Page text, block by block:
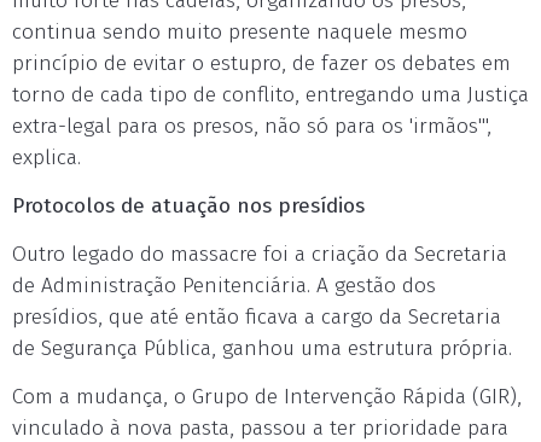
continua sendo muito presente naquele mesmo
princípio de evitar o estupro, de fazer os debates em
torno de cada tipo de conflito, entregando uma Justiça
extra-legal para os presos, não só para os 'irmãos'",
explica.
Protocolos de atuação nos presídios
Outro legado do massacre foi a criação da Secretaria
de Administração Penitenciária. A gestão dos
presídios, que até então ficava a cargo da Secretaria
de Segurança Pública, ganhou uma estrutura própria.
Com a mudança, o Grupo de Intervenção Rápida (GIR),
vinculado à nova pasta, passou a ter prioridade para